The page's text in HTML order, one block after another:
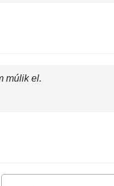
múlik el.